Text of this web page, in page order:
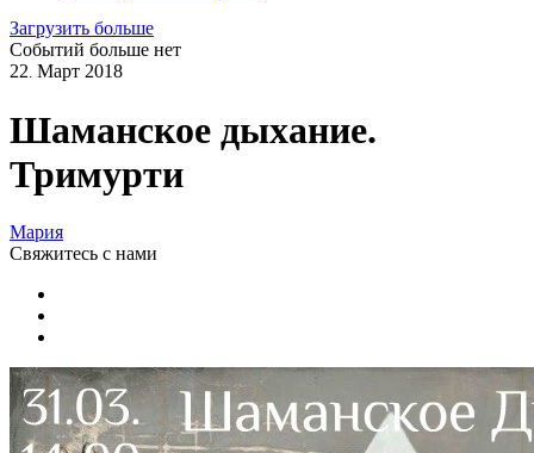
Загрузить больше
Событий больше нет
22. Март 2018
Шаманское дыхание.
Тримурти
Мария
Свяжитесь с нами